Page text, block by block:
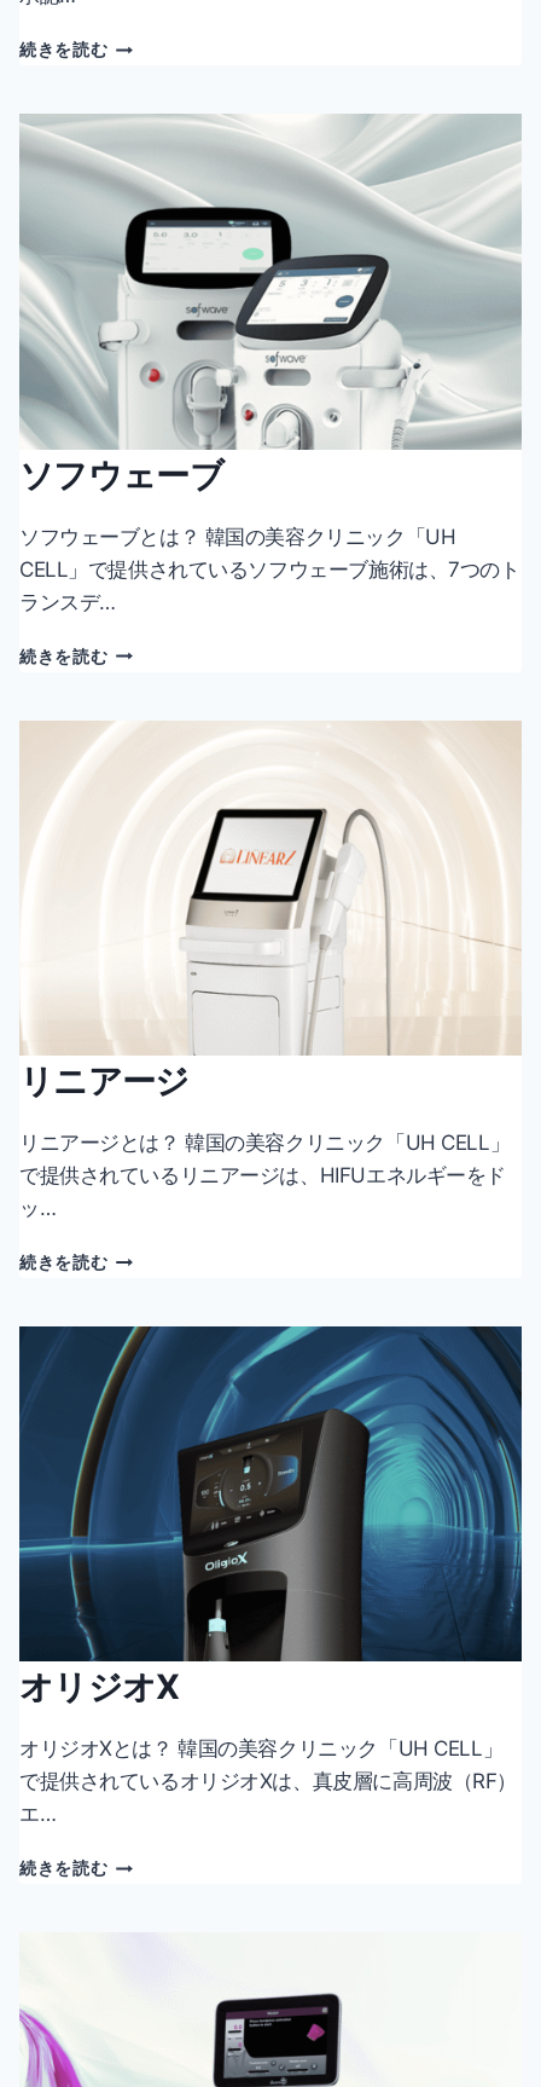
続きを読むウ
ラ
ー・
プ
イ
ム
ソフウェーブ
ソフウェーブとは？ 韓国の美容クリニック「UH
CELL」で提供されているソフウェーブ施術は、7つのト
ランスデ…
続きを読むソ
ェ
リニアージ
リニアージとは？ 韓国の美容クリニック「UH CELL」
で提供されているリニアージは、HIFUエネルギーをド
ッ…
続きを読むリ
ー
ジ
オリジオX
オリジオXとは？ 韓国の美容クリニック「UH CELL」
で提供されているオリジオXは、真皮層に高周波（RF）
エ…
続きを読むオ